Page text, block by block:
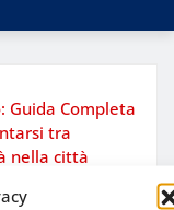
Guida Completa
tra
nella città